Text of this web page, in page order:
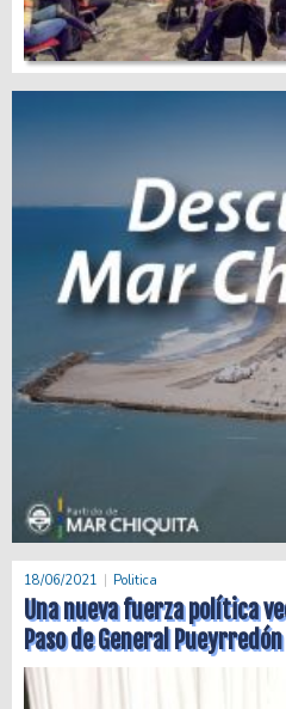
18/06/2021 Politica
Una nueva fuerza política
Paso de General Pueyrredón